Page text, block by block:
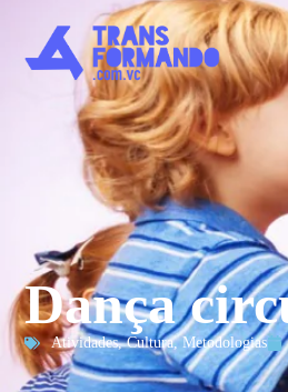
Dança
Atividades,Cultura,Metodologias